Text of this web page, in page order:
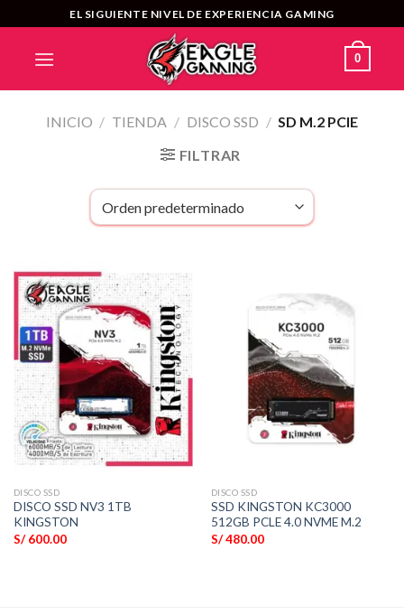
al
contenido
EL SIGUIENTE NIVEL DE EXPERIENCIA GAMING
0
INICIO / TIENDA / DISCO SSD / SD M.2 PCIE
FILTRAR
DISCO SSD
DISCO SSD NV3 1TB
KINGSTON
S/600.00
DISCO SSD
SSD KINGSTON KC3000
512GB PCLE 4.0 NVME M.2
S/480.00